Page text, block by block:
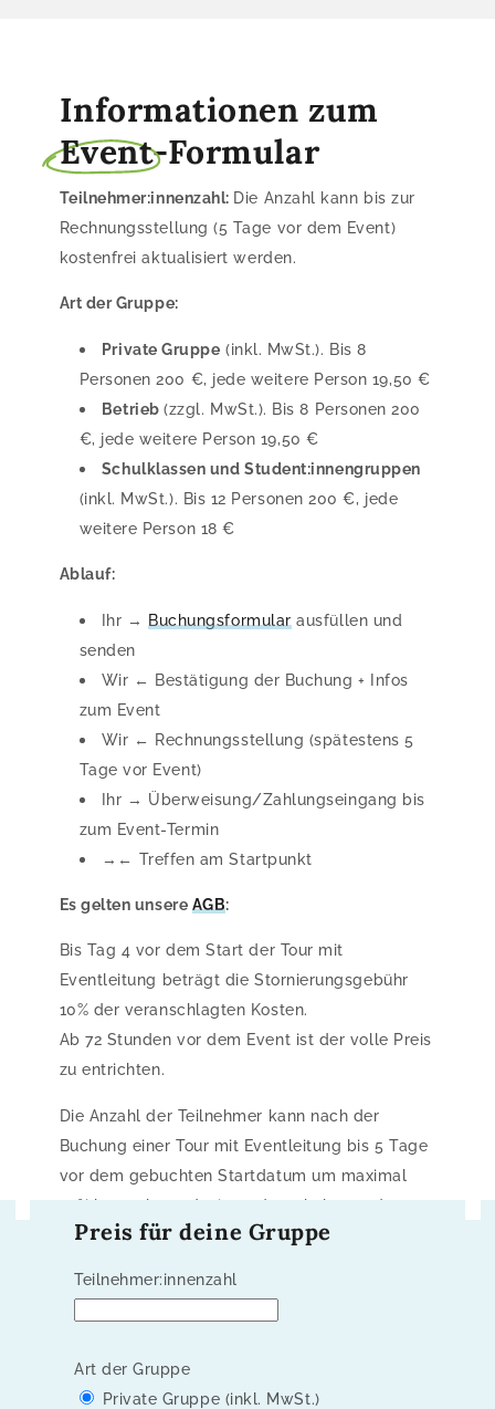
Informationen zum
Event-Formular
Teilnehmer:innenzahl: Die Anzahl kann bis zur
Rechnungsstellung (5 Tage vor dem Event)
kostenfrei aktualisiert werden.
Art der Gruppe:
Private Gruppe (inkl. MwSt.). Bis 8
Personen 200 €, jede weitere Person 19,50 €
Betrieb(zzgl. MwSt.). Bis 8 Personen 200
€, jede weitere Person 19,50 €
Schulklassen und Student:innengruppen
(inkl. MwSt.). Bis 12 Personen 200 €, jede
weitere Person 18 €
Ablauf:
Ihr → Buchungsformular ausfüllen und
senden
Wir ← Bestätigung der Buchung + Infos
zum Event
Wir ← Rechnungsstellung (spätestens 5
Tage vor Event)
Ihr → Überweisung/Zahlungseingang bis
zum Event-Termin
→← Treffen am Startpunkt
Es gelten unsere AGB:
Bis Tag 4 vor dem Start der Tour mit
Eventleitung beträgt die Stornierungsgebühr
10% der veranschlagten Kosten.
Ab 72 Stunden vor dem Event ist der volle Preis
zu entrichten.
Die Anzahl der Teilnehmer kann nach der
Buchung einer Tour mit Eventleitung bis 5 Tage
vor dem gebuchten Startdatum um maximal
25% kostenlos reduziert oder erhöht werden.
Preis für deine Gruppe
Teilnehmer:innenzahl
Art der Gruppe
Private Gruppe (inkl. MwSt.)